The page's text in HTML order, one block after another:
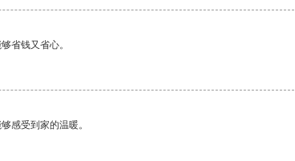
省钱又省心。
感受到家的温暖。